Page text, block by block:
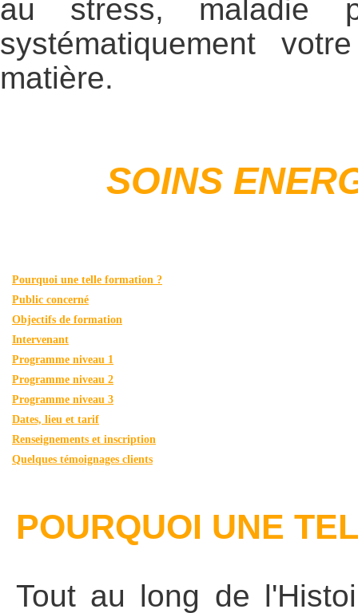
au stress, maladie
systématiquement
matière.
SOINS
Pourquoi une telle formation ?
Public concerné
Objectifs de formation
Intervenant
Programme niveau 1
Programme niveau 2
Programme niveau 3
Dates, lieu et tarif
Renseignements et inscription
Quelques témoignages clients
POURQUOI UNE
Tout au long de